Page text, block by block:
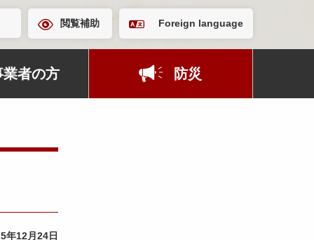
閲覧補助 Foreign language
業者の方 防災
年12月24日